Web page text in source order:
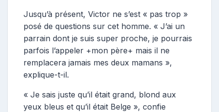
Jusqu’à présent, Victor ne s’est « pas trop »
posé de questions sur cet homme. « J’ai un
parrain dont je suis super proche, je pourrais
parfois l’appeler +mon père+ mais il ne
remplacera jamais mes deux mamans »,
explique-t-il.
« Je sais juste qu’il était grand, blond aux
yeux bleus et qu’il était Belge », confie